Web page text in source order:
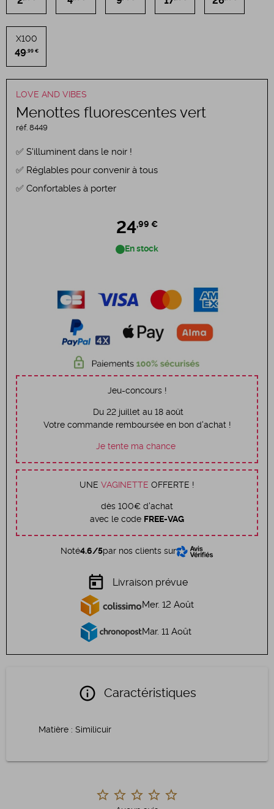
LOVE AND VIBES
Menottes fluorescentes vert
réf. 8449
S'illuminent dans le noir !
Réglables pour convenir à tous
Confortables à porter
24,99 €
En stock
Jeu-concours !
Du 22 juillet au 18 août
Votre commande remboursée en bon d'achat !
Je tente ma chance
UNE VAGINETTE OFFERTE !
dès 100€ d'achat
avec le code FREE-VAG
Noté4.6/5par nos clients sur
today Livraison prévue
Mer. 12 Août
Mar. 11 Août
X100
49 ,99 €
info Caractéristiques
Matière : Similicuir